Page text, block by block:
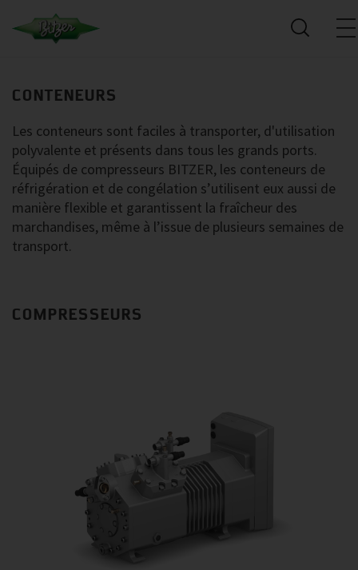
CONTENEURS
Les conteneurs sont faciles à transporter, d'utilisation
polyvalente et présents dans tous les grands ports.
Équipés de compresseurs BITZER, les conteneurs de
réfrigération et de congélation s’utilisent eux aussi de
manière flexible et garantissent la fraîcheur des
marchandises, même à l’issue de plusieurs semaines de
transport.
COMPRESSEURS